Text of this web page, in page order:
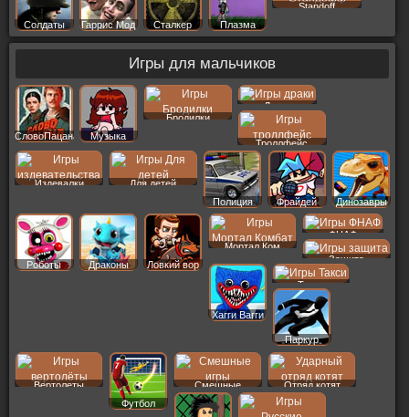
Солдаты Гаррис Мод Сталкер Плазма
Standoff
Игры для мальчиков
СловоПацана Музыка
Бродилки
Драки
Троллфейс
Издевалки
Для детей
Полиция
Фрайдей Динозавры
Роботы Драконы Ловкий вор
Мортал Ком
ФНАФ
Защита
Хагги Вагги
Такси
Паркур
Вертолеты
Футбол
Смешные Отряд котят